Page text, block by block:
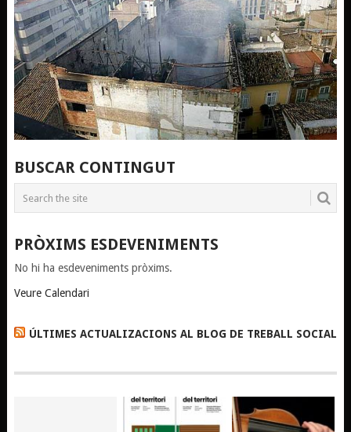
BUSCAR CONTINGUT
PRÒXIMS ESDEVENIMENTS
No hi ha esdeveniments pròxims.
Veure Calendari
ÚLTIMES ACTUALIZACIONS AL BLOG DE TREBALL SOCIAL